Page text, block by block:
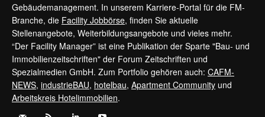
Gebäudemanagement. In unserem Karriere-Portal für die FM-
Branche, die Facility Jobbörse, finden Sie aktuelle
Stellenangebote, Weiterbildungsangebote und vieles mehr.
“Der Facility Manager” ist eine Publikation der Sparte "Bau- und
Immobilienzeitschriften" der Forum Zeitschriften und
Spezialmedien GmbH. Zum Portfolio gehören auch: CAFM-
NEWS, industrieBAU, hotelbau, Apartment Community und
Arbeitskreis Hotelimmobilien.